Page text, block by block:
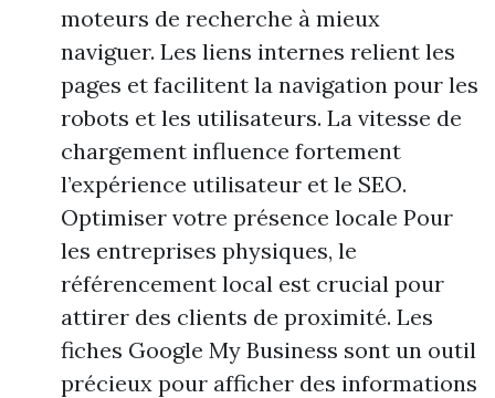
moteurs de recherche à mieux
naviguer. Les liens internes relient les
pages et facilitent la navigation pour les
robots et les utilisateurs. La vitesse de
chargement influence fortement
l’expérience utilisateur et le SEO.
Optimiser votre présence locale Pour
les entreprises physiques, le
référencement local est crucial pour
attirer des clients de proximité. Les
fiches Google My Business sont un outil
précieux pour afficher des informations